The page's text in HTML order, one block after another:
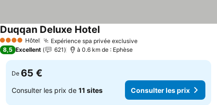
4 Étoiles Hôtel Expérience spa privée exclusive
Duqqan Deluxe Hotel
8,5 Excellent 621 à 0.6 km de : Ephèse
De 65 €
Consulter les prix de 11 sites Consulter les prix